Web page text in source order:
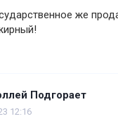
же
Подгорает
12:16